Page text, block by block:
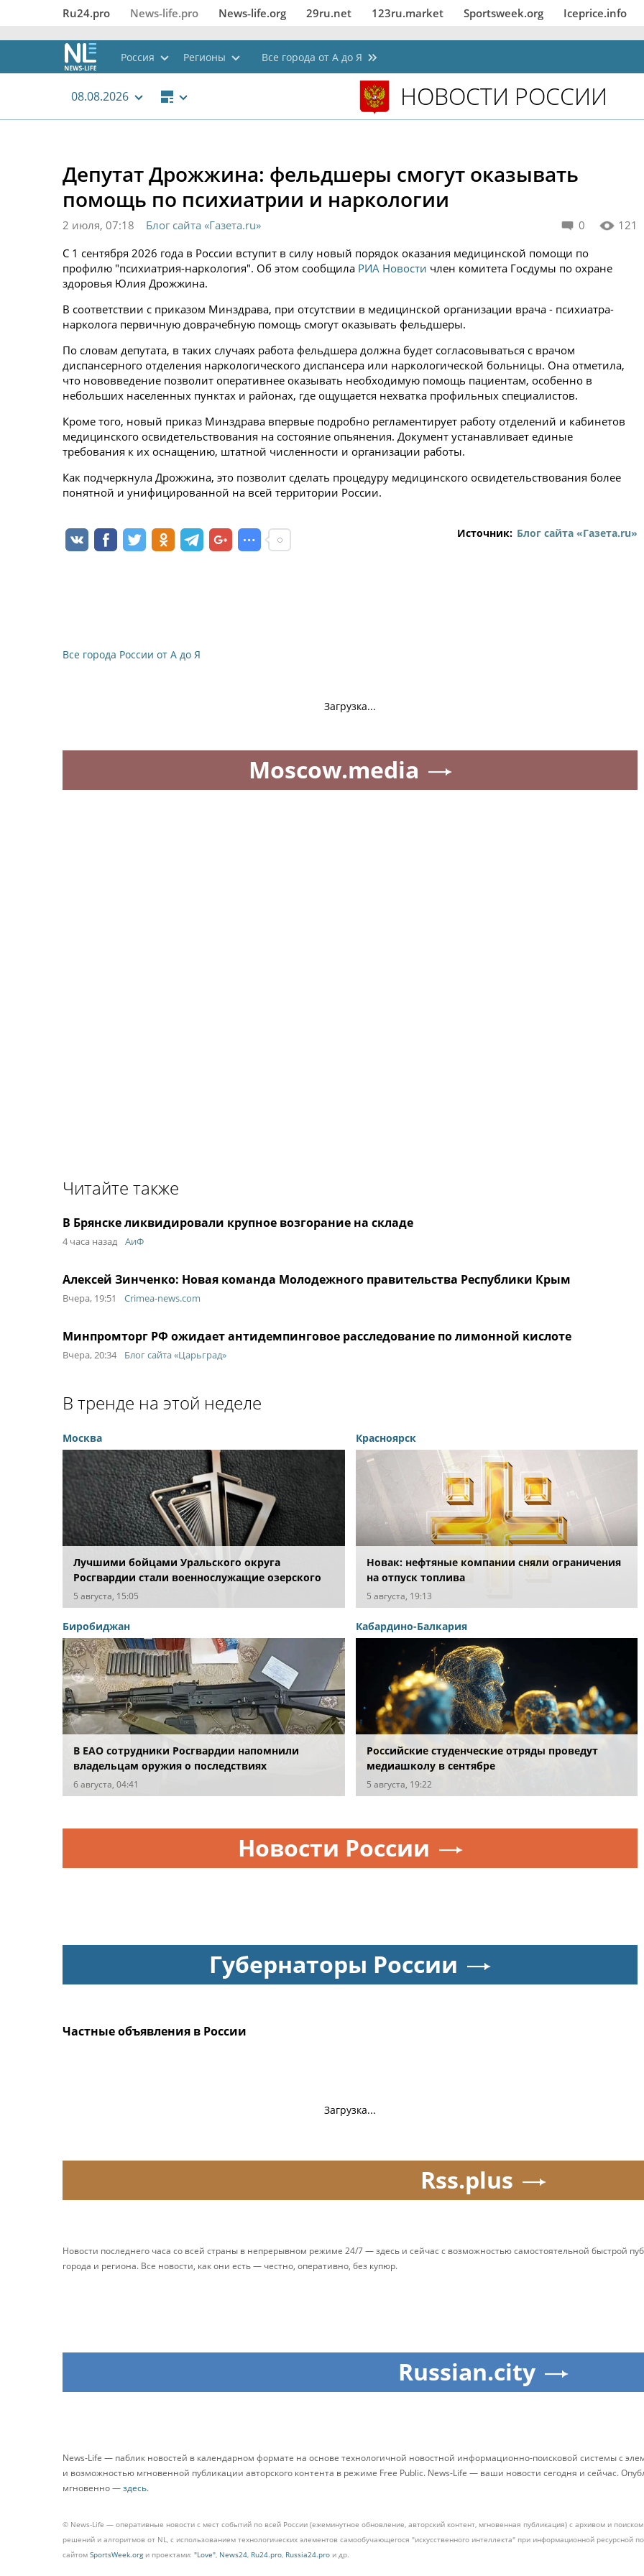
Ru24.pro News‑life.pro News‑life.org 29ru.net 123ru.market Sportsweek.org Iceprice.info
Россия Регионы Все города от А до Я
08.08.2026 НОВОСТИ РОССИИ
Депутат Дрожжина: фельдшеры смогут оказывать
помощь по психиатрии и наркологии
0 121
2 июля, 07:18
Блог сайта «Газета.ru»
С 1 сентября 2026 года в России вступит в силу новый порядок оказания медицинской помощи по
профилю "психиатрия-наркология". Об этом сообщила РИА Новости член комитета Госдумы по охране
здоровья Юлия Дрожжина.
В соответствии с приказом Минздрава, при отсутствии в медицинской организации врача - психиатра-
нарколога первичную доврачебную помощь смогут оказывать фельдшеры.
По словам депутата, в таких случаях работа фельдшера должна будет согласовываться с врачом
диспансерного отделения наркологического диспансера или наркологической больницы. Она отметила,
что нововведение позволит оперативнее оказывать необходимую помощь пациентам, особенно в
небольших населенных пунктах и районах, где ощущается нехватка профильных специалистов.
Кроме того, новый приказ Минздрава впервые подробно регламентирует работу отделений и кабинетов
медицинского освидетельствования на состояние опьянения. Документ устанавливает единые
требования к их оснащению, штатной численности и организации работы.
Как подчеркнула Дрожжина, это позволит сделать процедуру медицинского освидетельствования более
понятной и унифицированной на всей территории России.
Источник: Блог сайта «Газета.ru»
Все города России от А до Я
Загрузка...
Moscow.media
Читайте также
В Брянске ликвидировали крупное возгорание на складе
4 часа назад АиФ
Алексей Зинченко: Новая команда Молодежного правительства Республики Крым
Вчера, 19:51 Crimea-news.com
Минпромторг РФ ожидает антидемпинговое расследование по лимонной кислоте
Вчера, 20:34 Блог сайта «Царьград»
В тренде на этой неделе
Москва
Лучшими бойцами Уральского округа
Росгвардии стали военнослужащие озерского
соединения по охране важных государственных
объектов
5 августа, 15:05
Красноярск
Новак: нефтяные компании сняли ограничения
на отпуск топлива
5 августа, 19:13
Биробиджан
В ЕАО сотрудники Росгвардии напомнили
владельцам оружия о последствиях
несвоевременной оплаты штрафов
6 августа, 04:41
Кабардино-Балкария
Российские студенческие отряды проведут
медиашколу в сентябре
5 августа, 19:22
Новости России
Губернаторы России
Частные объявления в России
Загрузка...
Rss.plus
Новости последнего часа со всей страны в непрерывном режиме 24/7 — здесь и сейчас с возможностью самостоятельной быстрой
города и региона. Все новости, как они есть — честно, оперативно, без купюр.
Russian.city
News-Life — паблик новостей в календарном формате на основе технологичной новостной информационно-поисковой системы с
и возможностью мгновенной публикации авторского контента в режиме Free Public. News-Life — ваши новости сегодня и сейчас.
мгновенно —здесь.
© News-Life — оперативные новости с мест событий по всей России (ежеминутное обновление, авторский контент, мгновенная публикация) с архивом и
решений и алгоритмов от NL, с использованием технологических элементов самообучающегося "искусственного интеллекта" при информационной ресурсной
сайтом SportsWeek.orgи проектами: "Love", News24, Ru24.pro, Russia24.pro и др.